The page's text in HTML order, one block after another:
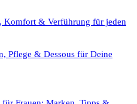
Komfort & Verführung für jeden
Pflege & Dessous für Deine